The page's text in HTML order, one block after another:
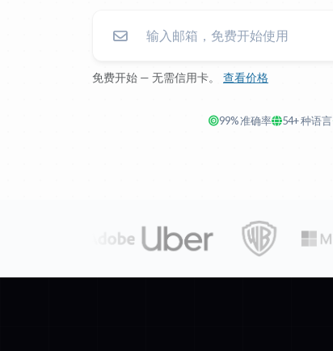
免费开始 — 无需信用卡。 查看价格
99% 准确率 54+ 种语言